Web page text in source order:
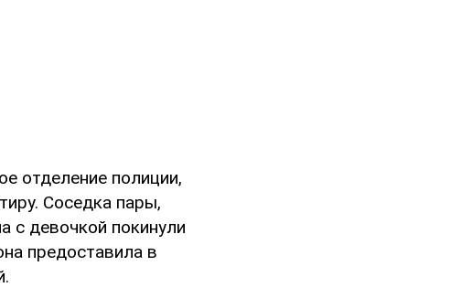
отделение полиции,
Соседка пары,
с девочкой покинули
предоставила в